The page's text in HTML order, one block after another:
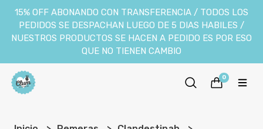
15% OFF ABONANDO CON TRANSFERENCIA / TODOS LOS
PEDIDOS SE DESPACHAN LUEGO DE 5 DIAS HABILES /
NUESTROS PRODUCTOS SE HACEN A PEDIDO ES POR ESO
QUE NO TIENEN CAMBIO
0